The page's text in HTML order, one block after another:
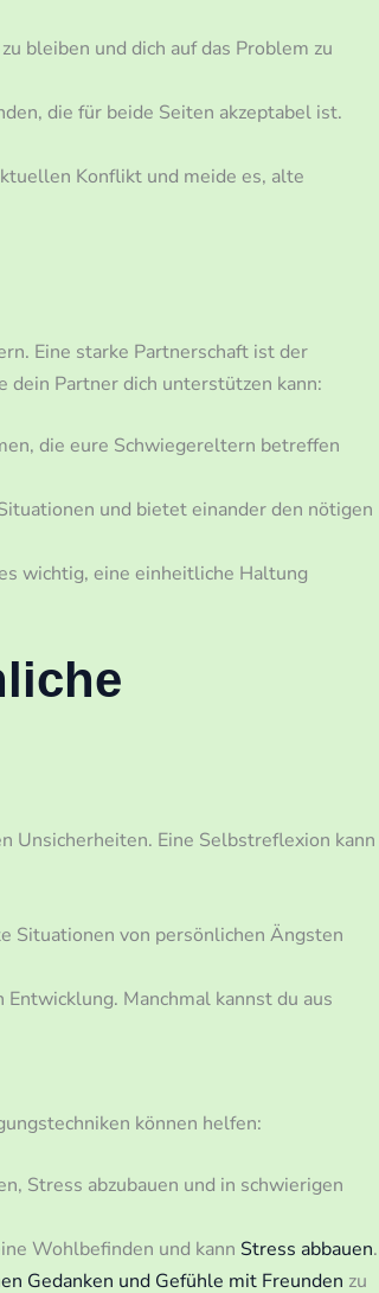
bleiben und dich auf das Problem zu
die für beide Seiten akzeptabel ist.
Konflikt und meide es, alte
Eine starke Partnerschaft ist der
Partner dich unterstützen kann:
die eure Schwiegereltern betreffen
und bietet einander den nötigen
wichtig, eine einheitliche Haltung
Unsicherheiten. Eine Selbstreflexion kann
Situationen von persönlichen Ängsten
Manchmal kannst du aus
können helfen:
Stress abzubauen und in schwierigen
Wohlbefinden und kann Stress abbauen.
Gedanken und Gefühle mit Freunden zu